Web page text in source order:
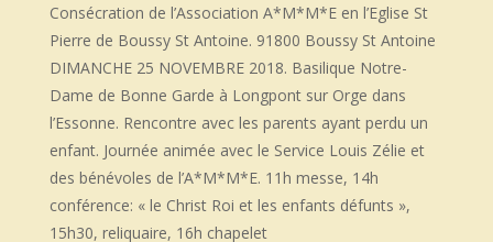
Consécration de l’Association A*M*M*E en l’Eglise St
Pierre de Boussy St Antoine. 91800 Boussy St Antoine
DIMANCHE 25 NOVEMBRE 2018. Basilique Notre-
Dame de Bonne Garde à Longpont sur Orge dans
l’Essonne. Rencontre avec les parents ayant perdu un
enfant. Journée animée avec le Service Louis Zélie et
des bénévoles de l’A*M*M*E. 11h messe, 14h
conférence: « le Christ Roi et les enfants défunts »,
15h30, reliquaire, 16h chapelet